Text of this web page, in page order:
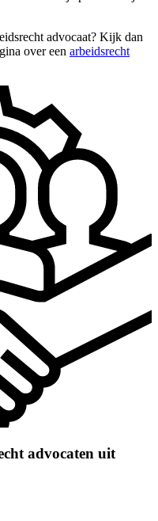
advocaat? Kijk dan
over een arbeidsrecht
advocaten uit